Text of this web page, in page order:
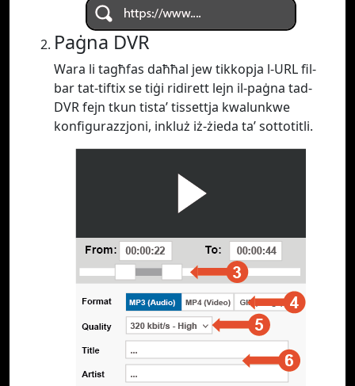
Paġna DVR
Wara li tagħfas daħħal jew tikkopja l-URL fil-
bar tat-tiftix se tiġi ridirett lejn il-paġna tad-
DVR fejn tkun tista’ tissettja kwalunkwe
konfigurazzjoni, inkluż iż-żieda ta’ sottotitli.